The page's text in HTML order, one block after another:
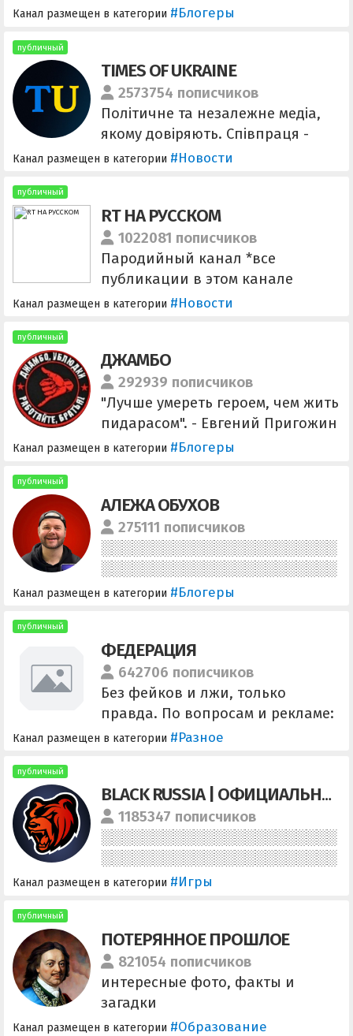
ютуб:
Канал размещен в категории #Блогеры
публичный
TIMES OF UKRAINE
2573754 пописчиков
Політичне та незалежне медіа,
якому довіряють. Співпраця -
@tu_marketer, @tu_adver
https://t.me/+cRK9PsQb8mdhYTRi
Канал размещен в категории #Новости
публичный
RT НА РУССКОМ
1022081 пописчиков
Пародийный канал *все
публикации в этом канале
представляют собой плод
Канал размещен в категории #Новости
публичный
ДЖАМБО
292939 пописчиков
"Лучше умереть героем, чем жить
пидарасом". - Евгений Пригожин
Предложить новость или задать
Канал размещен в категории #Блогеры
публичный
АЛЕЖА ОБУХОВ
275111 пописчиков
Канал размещен в категории #Блогеры
публичный
ФЕДЕРАЦИЯ
642706 пописчиков
Без фейков и лжи, только
правда. По вопросам и рекламе:
@Bansheeetg @fannmomens
https://t.me/+dNrGJAtDD_E5NWIy
Канал размещен в категории #Разное
публичный
BLACK RUSSIA | ОФИЦИАЛЬНЫЙ КАНАЛ
1185347 пописчиков
Канал размещен в категории #Игры
публичный
ПОТЕРЯННОЕ ПРОШЛОЕ
821054 пописчиков
интересные фото, факты и
загадки
Канал размещен в категории #Образование